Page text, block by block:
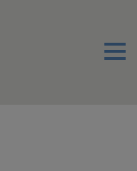
Menu